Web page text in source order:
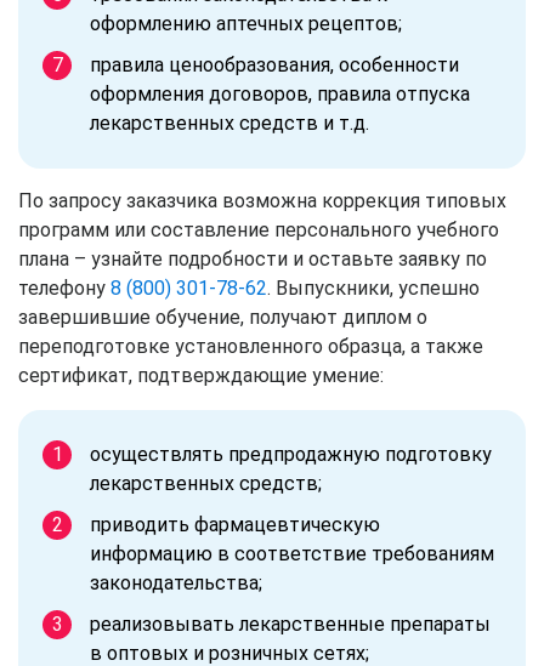
оформлению аптечных рецептов;
правила ценообразования, особенности
оформления договоров, правила отпуска
лекарственных средств и т.д.
По запросу заказчика возможна коррекция типовых
программ или составление персонального учебного
плана – узнайте подробности и оставьте заявку по
телефону 8 (800) 301-78-62. Выпускники, успешно
завершившие обучение, получают диплом о
переподготовке установленного образца, а также
сертификат, подтверждающие умение:
осуществлять предпродажную подготовку
лекарственных средств;
приводить фармацевтическую
информацию в соответствие требованиям
законодательства;
реализовывать лекарственные препараты
в оптовых и розничных сетях;